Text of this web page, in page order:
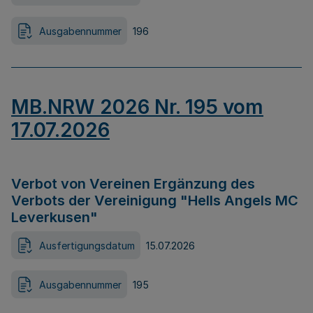
Ausgabennummer 196
MB.NRW 2026 Nr. 195 vom
17.07.2026
Verbot von Vereinen Ergänzung des
Verbots der Vereinigung "Hells Angels MC
Leverkusen"
Ausfertigungsdatum 15.07.2026
Ausgabennummer 195